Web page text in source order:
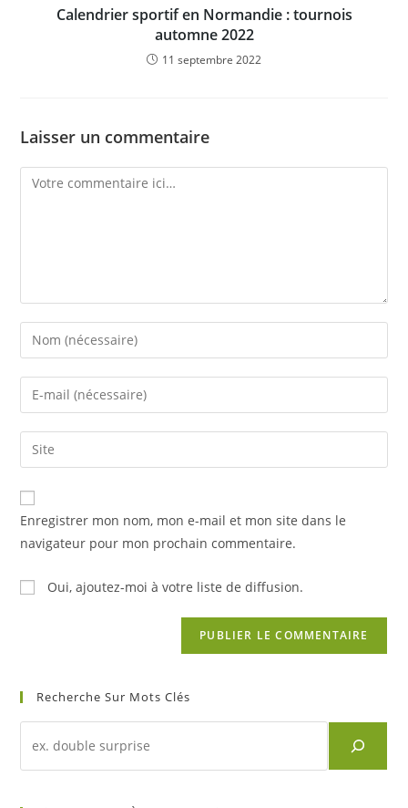
Calendrier sportif en Normandie : tournois
automne 2022
11 septembre 2022
Laisser un commentaire
Comment
Enter
your
name
comment
Enter
your
email
address
comment
Saisir
l’URL
de
votre
(facultatif)
Enregistrer mon nom, mon e-mail et mon site dans le
navigateur pour mon prochain commentaire.
Oui, ajoutez-moi à votre liste de diffusion.
Recherche Sur Mots Clés
d'un